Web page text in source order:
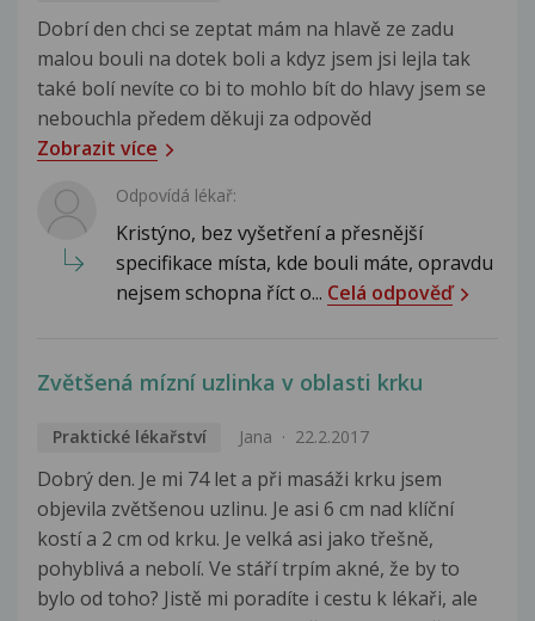
Dobrí den chci se zeptat mám na hlavě ze zadu
malou bouli na dotek boli a kdyz jsem jsi lejla tak
také bolí nevíte co bi to mohlo bít do hlavy jsem se
nebouchla předem děkuji za odpověd
Zobrazit více
Odpovídá lékař:
Kristýno, bez vyšetření a přesnější
specifikace místa, kde bouli máte, opravdu
nejsem schopna říct o... Celá odpověď
Zvětšená mízní uzlinka v oblasti krku
Praktické lékařství Jana 22.2.2017
Dobrý den. Je mi 74 let a při masáži krku jsem
objevila zvětšenou uzlinu. Je asi 6 cm nad klíční
kostí a 2 cm od krku. Je velká asi jako třešně,
pohyblivá a nebolí. Ve stáří trpím akné, že by to
bylo od toho? Jistě mi poradíte i cestu k lékaři, ale